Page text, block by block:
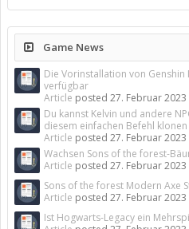
Game News
Die Vorinstallation von
verfügbar
Article posted 27. Februar 2023
Du kannst Kelvin und andere
diesem einfachen Befehl klonen
Article posted 27. Februar 2023
Wachsen Sons of the forest-
Article posted 27. Februar 2023
Sons of the forest Modern Axe
Article posted 27. Februar 2023
Ist Hogwarts-Legacy ein